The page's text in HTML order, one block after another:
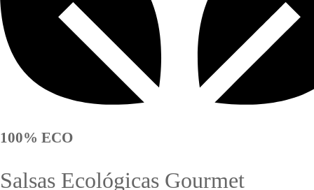
100% ECO
Salsas Ecológicas Gourmet